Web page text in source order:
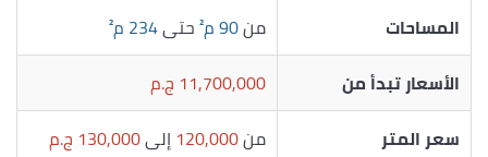
المساحات
من90 م² حتى234 م²
الأسعار تبدأ من
11,700,000 ج.م
سعر المتر
من120,000 إلى130,000 ج.م